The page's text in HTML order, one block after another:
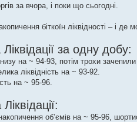
за вчора, і поки що сьогодні.
біткоїн ліквідності – і де
за одну добу:
на ~ 94-93, потім трохи
ліквідність на ~ 93-92.
на ~ 95-96.
об’ємів на ~ 95-96,